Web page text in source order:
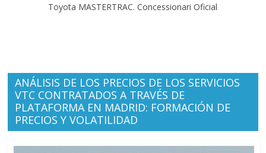
Toyota MASTERTRAC. Concessionari Oficial
ANÁLISIS DE LOS PRECIOS DE LOS SERVICIOS
VTC CONTRATADOS A TRAVÉS DE
PLATAFORMA EN MADRID: FORMACIÓN DE
PRECIOS Y VOLATILIDAD